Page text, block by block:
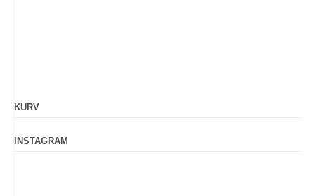
KURV
INSTAGRAM